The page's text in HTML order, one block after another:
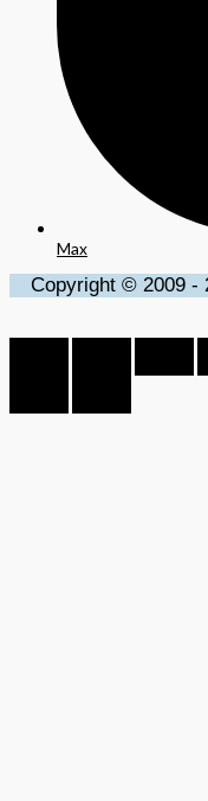
Max
Copyright © 2009 -